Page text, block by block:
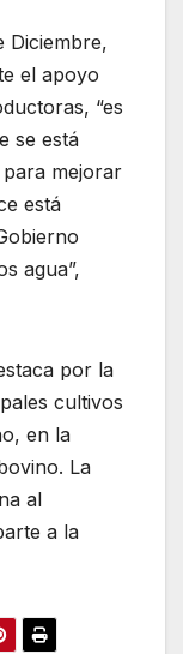
Diciembre,
el apoyo
“es
se está
mejorar
está
agua”,
por la
cultivos
en la
La
al
a la